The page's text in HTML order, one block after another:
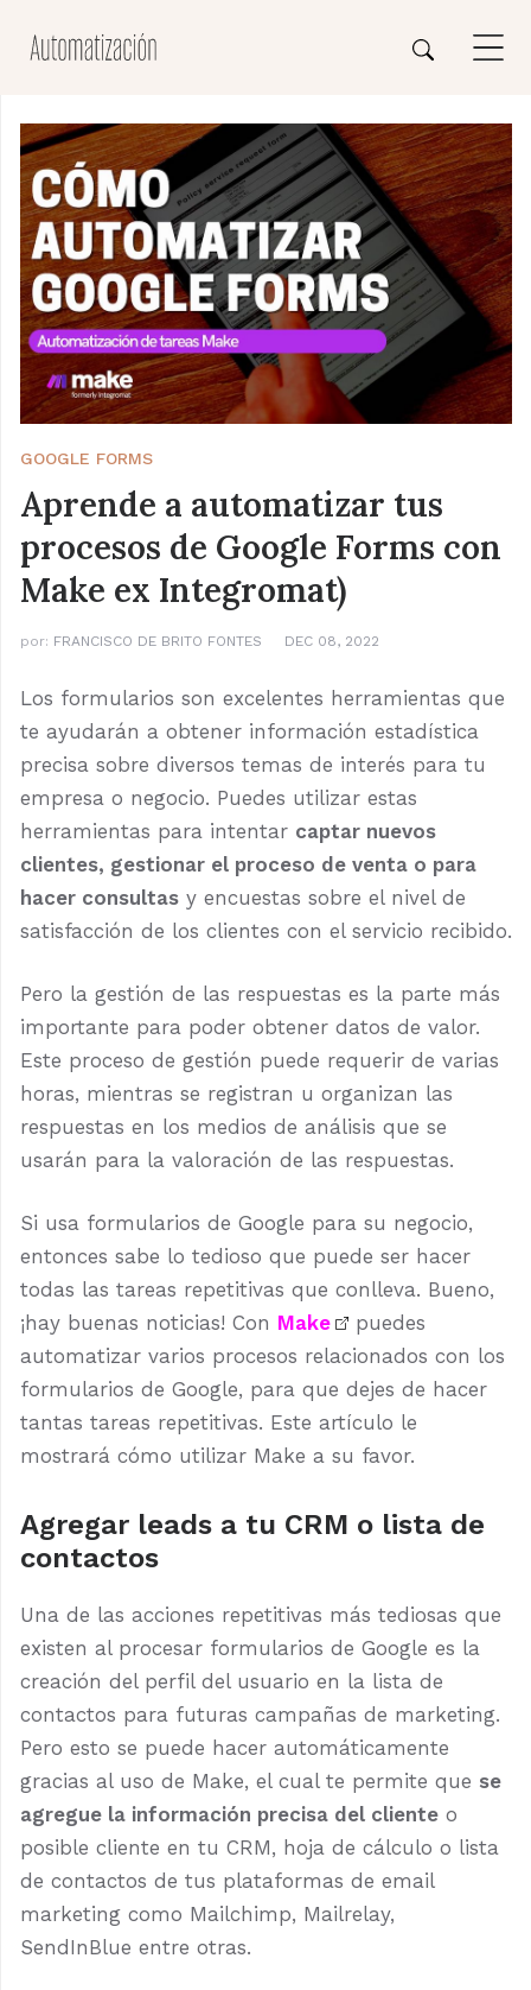
GOOGLE FORMS
Aprende a automatizar tus
procesos de Google Forms con
Make ex Integromat)
por: FRANCISCO DE BRITO FONTES DEC 08, 2022
Los formularios son excelentes herramientas que
te ayudarán a obtener información estadística
precisa sobre diversos temas de interés para tu
empresa o negocio. Puedes utilizar estas
herramientas para intentar captar nuevos
clientes, gestionar el proceso de venta o para
hacer consultas y encuestas sobre el nivel de
satisfacción de los clientes con el servicio recibido.
Pero la gestión de las respuestas es la parte más
importante para poder obtener datos de valor.
Este proceso de gestión puede requerir de varias
horas, mientras se registran u organizan las
respuestas en los medios de análisis que se
usarán para la valoración de las respuestas.
Si usa formularios de Google para su negocio,
entonces sabe lo tedioso que puede ser hacer
todas las tareas repetitivas que conlleva. Bueno,
¡hay buenas noticias! Con Make
puedes
automatizar varios procesos relacionados con los
formularios de Google, para que dejes de hacer
tantas tareas repetitivas. Este artículo le
mostrará cómo utilizar Make a su favor.
Agregar leads a tu CRM o lista de
contactos
Una de las acciones repetitivas más tediosas que
existen al procesar formularios de Google es la
creación del perfil del usuario en la lista de
contactos para futuras campañas de marketing.
Pero esto se puede hacer automáticamente
gracias al uso de Make, el cual te permite que se
agregue la información precisa del cliente o
posible cliente en tu CRM, hoja de cálculo o lista
de contactos de tus plataformas de email
marketing como Mailchimp, Mailrelay,
SendInBlue entre otras.